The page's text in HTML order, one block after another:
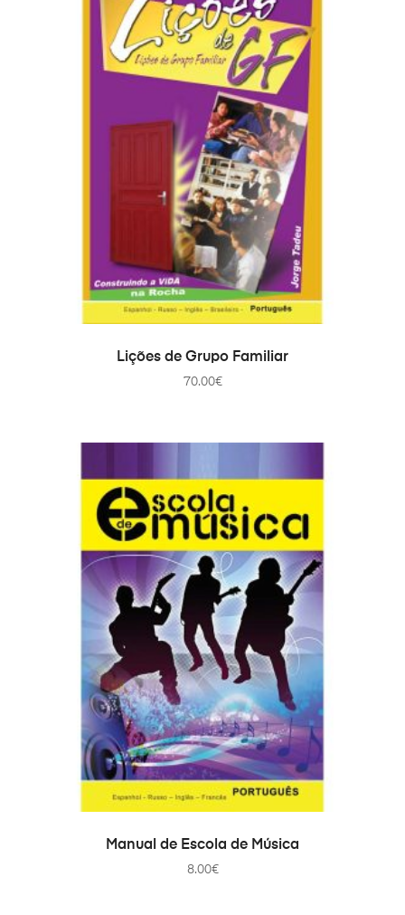
COMPRAR
Lições de Grupo Familiar
70.00€
COMPRAR
Manual de Escola de Música
8.00€